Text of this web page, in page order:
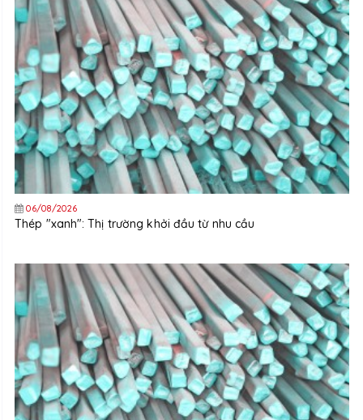
06/08/2026
Thép "xanh": Thị trường khởi đầu từ nhu cầu